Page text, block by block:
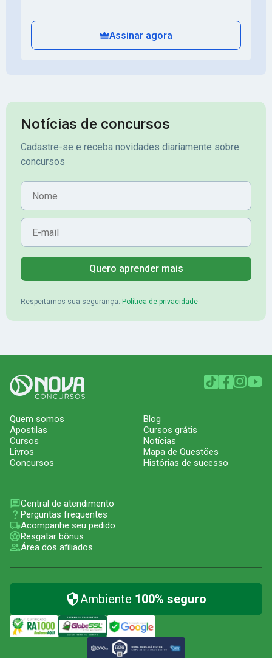
Assinar agora
Notícias de concursos
Cadastre-se e receba novidades diariamente sobre
concursos
Nome
E-mail
Quero aprender mais
Respeitamos sua segurança. Política de privacidade
Quem somos
Apostilas
Cursos
Livros
Concursos
Blog
Cursos grátis
Notícias
Mapa de Questões
Histórias de sucesso
Central de atendimento
Perguntas frequentes
Acompanhe seu pedido
Resgatar bônus
Área dos afiliados
Ambiente 100% seguro